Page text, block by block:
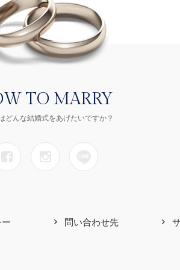
TO MARRY
どんな結婚式をあげたいですか？
問い合わせ先